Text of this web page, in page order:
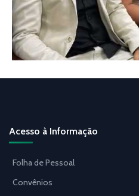
Acesso à Informação
Folha de Pessoal
Convênios